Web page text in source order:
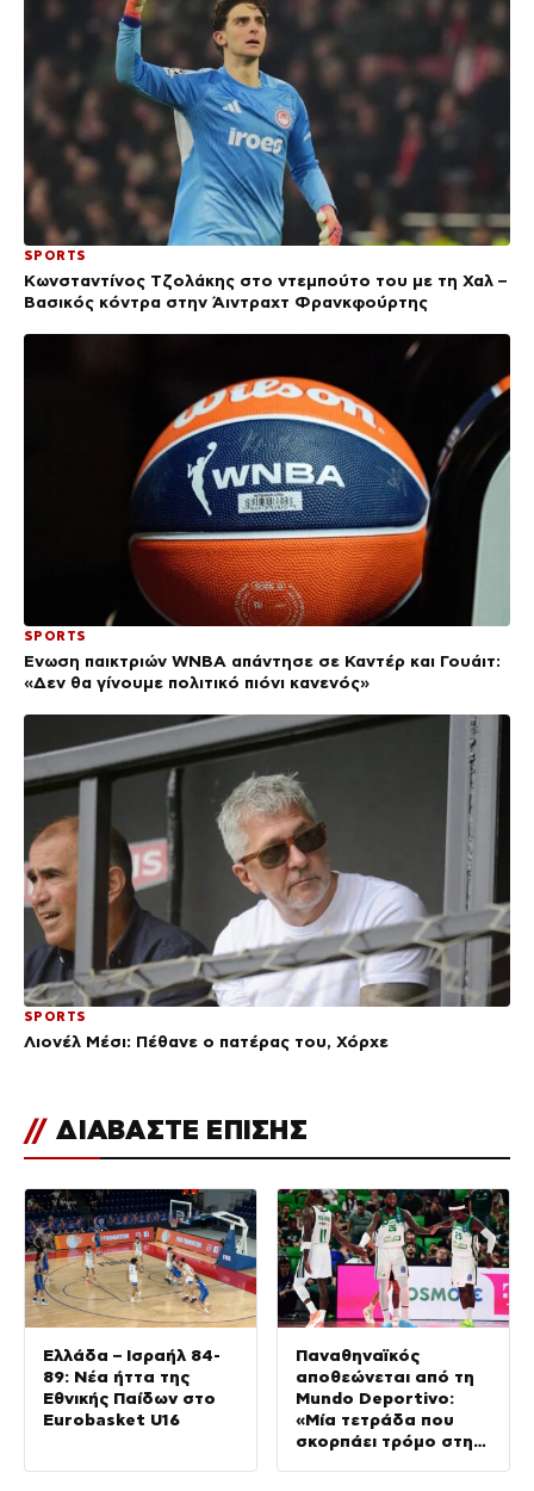
SPORTS
Κωνσταντίνος Τζολάκης στο ντεμπούτο του με τη Χαλ –
Βασικός κόντρα στην Άιντραχτ Φρανκφούρτης
SPORTS
Ένωση παικτριών WNBA απάντησε σε Καντέρ και Γουάιτ:
«Δεν θα γίνουμε πολιτικό πιόνι κανενός»
SPORTS
Λιονέλ Μέσι: Πέθανε ο πατέρας του, Χόρχε
// ΔΙΑΒΑΣΤΕ ΕΠΙΣΗΣ
Ελλάδα – Ισραήλ 84-
89: Νέα ήττα της
Εθνικής Παίδων στο
Eurobasket U16
Παναθηναϊκός
αποθεώνεται από τη
Mundo Deportivo:
«Μία τετράδα που
σκορπάει τρόμο στην